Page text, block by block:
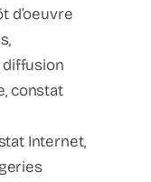
d’oeuvre
diffusion
constat
Internet,